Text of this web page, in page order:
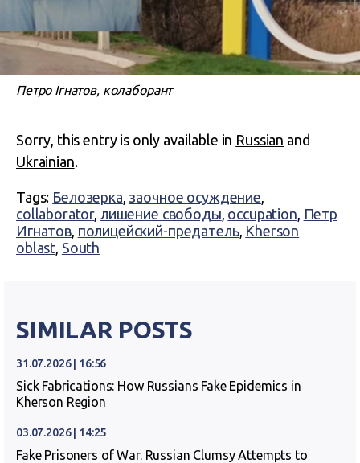
Петро Ігнатов, колаборант
Sorry, this entry is only available in Russian and
Ukrainian.
Tags: Белозерка, заочное осуждение,
collaborator, лишение свободы, occupation, Петр
Игнатов, полицейский-предатель, Kherson
oblast, South
SIMILAR POSTS
31.07.2026 | 16:56
Sick Fabrications: How Russians Fake Epidemics in
Kherson Region
03.07.2026 | 14:25
Fake Prisoners of War. Russian Clumsy Attempts to